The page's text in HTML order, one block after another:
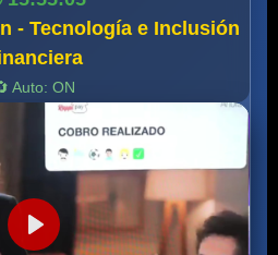
- Tecnología e Inclusión
Auto: ON